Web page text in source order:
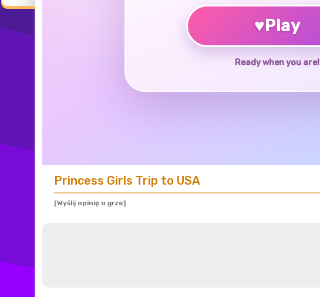
♥Play
Ready when you are!
Princess Girls Trip to USA
[Wyślij opinię o grze]